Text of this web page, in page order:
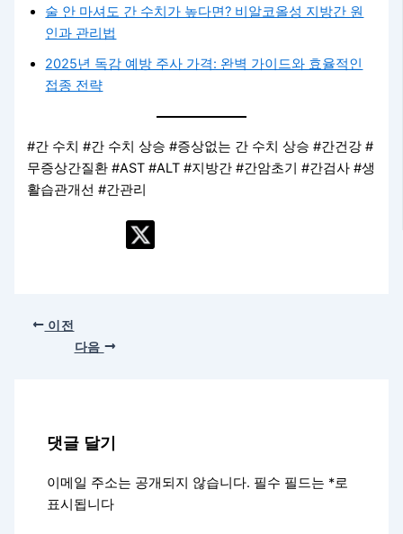
술 안 마셔도 간 수치가 높다면? 비알코올성 지방간 원
인과 관리법
2025년 독감 예방 주사 가격: 완벽 가이드와 효율적인
접종 전략
#간 수치 #간 수치 상승 #증상없는 간 수치 상승 #간건강 #
무증상간질환 #AST #ALT #지방간 #간암초기 #간검사 #생
활습관개선 #간관리
이전
다음
댓글 달기
이메일 주소는 공개되지 않습니다. 필수 필드는 *로
표시됩니다